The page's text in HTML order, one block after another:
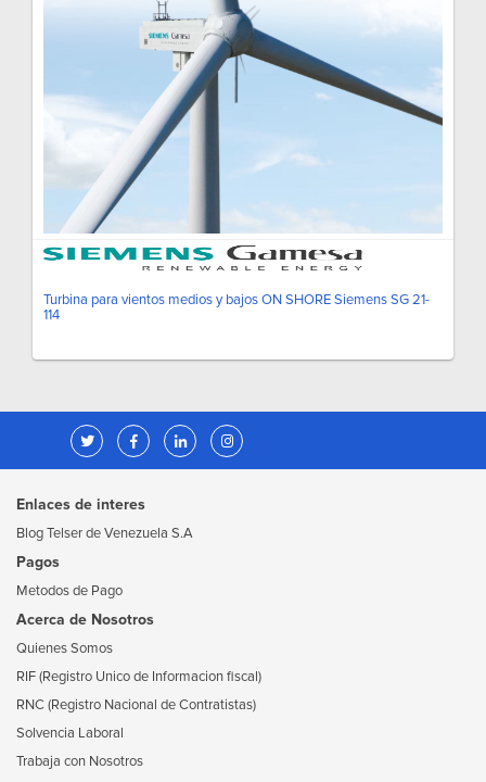
Turbina para vientos medios y bajos ON SHORE Siemens SG 21-
114
Enlaces de interes
Blog Telser de Venezuela S.A
Pagos
Metodos de Pago
Acerca de Nosotros
Quienes Somos
RIF (Registro Unico de Informacion fiscal)
RNC (Registro Nacional de Contratistas)
Solvencia Laboral
Trabaja con Nosotros